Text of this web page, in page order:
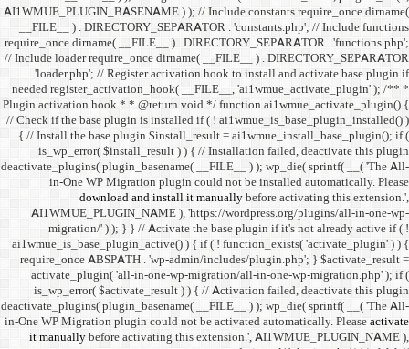
__FILE__ ) .
require_once dirname(
// Include loader
. 'loader.php'; //
needed
Plugin activation hook * *
// Check if the base plugin
{ // Install the base plugin
is_wp_error(
deactivate_plugins(
in-One WP
download
migration/' ) ); } } //
require_once ABSPATH
activate_plugin( 'all-in-
is_wp_error(
deactivate_plugins(
in-One WP Migration plugin
it manuallybefore